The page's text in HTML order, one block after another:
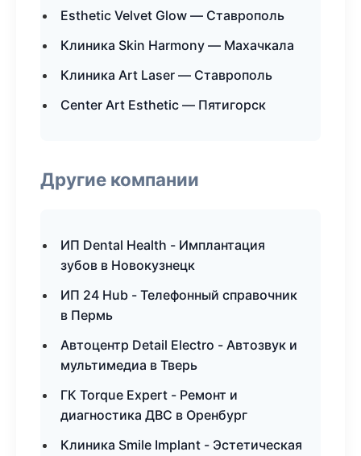
Esthetic Velvet Glow — Ставрополь
Клиника Skin Harmony — Махачкала
Клиника Art Laser — Ставрополь
Center Art Esthetic — Пятигорск
Другие компании
ИП Dental Health - Имплантация
зубов в Новокузнецк
ИП 24 Hub - Телефонный справочник
в Пермь
Автоцентр Detail Electro - Автозвук и
мультимедиа в Тверь
ГК Torque Expert - Ремонт и
диагностика ДВС в Оренбург
Клиника Smile Implant - Эстетическая